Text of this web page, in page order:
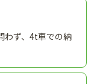
わず、4t車での納